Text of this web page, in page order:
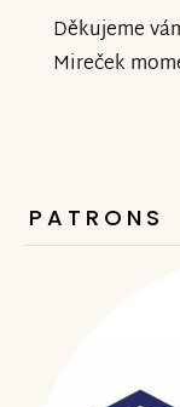
Děkujeme
Mireček
PATRONS